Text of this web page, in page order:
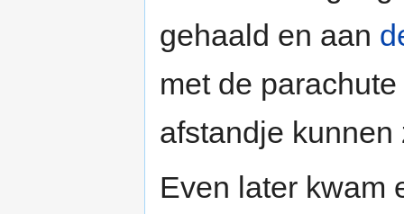
gehaald en aan
met de
afstandje kunnen
Even later kwam